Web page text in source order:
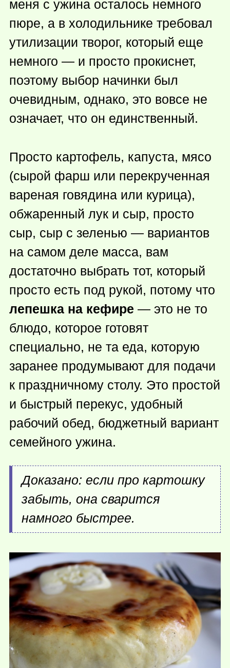
меня с ужина осталось немного
пюре, а в холодильнике требовал
утилизации творог, который еще
немного — и просто прокиснет,
поэтому выбор начинки был
очевидным, однако, это вовсе не
означает, что он единственный.
Просто картофель, капуста, мясо
(сырой фарш или перекрученная
вареная говядина или курица),
обжаренный лук и сыр, просто
сыр, сыр с зеленью — вариантов
на самом деле масса, вам
достаточно выбрать тот, который
просто есть под рукой, потому что
лепешка на кефире — это не то
блюдо, которое готовят
специально, не та еда, которую
заранее продумывают для подачи
к праздничному столу. Это простой
и быстрый перекус, удобный
рабочий обед, бюджетный вариант
семейного ужина.
Доказано: если про картошку
забыть, она сварится
намного быстрее.